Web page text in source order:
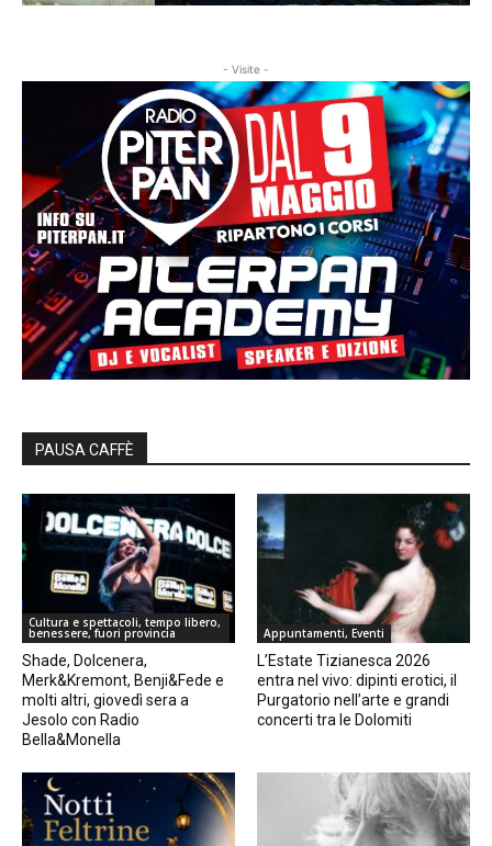
- Visite -
PAUSA CAFFÈ
Cultura e spettacoli, tempo libero,
benessere, fuori provincia
Shade, Dolcenera,
Merk&Kremont, Benji&Fede e
molti altri, giovedì sera a
Jesolo con Radio
Bella&Monella
Appuntamenti, Eventi
L’Estate Tizianesca 2026
entra nel vivo: dipinti erotici, il
Purgatorio nell’arte e grandi
concerti tra le Dolomiti